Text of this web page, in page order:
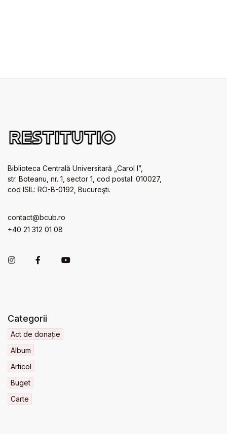
Biblioteca Centrală Universitară „Carol I”,
str. Boteanu, nr. 1, sector 1, cod postal: 010027,
cod ISIL: RO-B-0192, Bucureşti.
contact@bcub.ro
+40 21 312 01 08
Categorii
Act de donație
Album
Articol
Buget
Carte